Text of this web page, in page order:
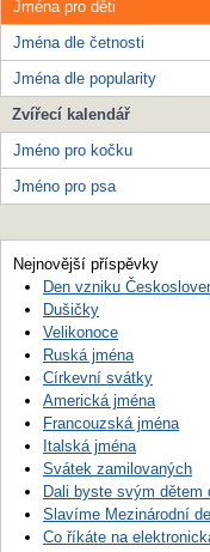
Jména pro děti
Jména dle četnosti
Jména dle popularity
Zvířecí kalendář
Jméno pro kočku
Jméno pro psa
Nejnovější příspěvky
Den vzniku
Dušičky
Velikonoce
Ruská jména
Církevní svátky
Americká jména
Francouzská jména
Italská jména
Svátek zamilovaných
Dali byste svým dětem
Slavíme Mezinárodní
Co říkáte na